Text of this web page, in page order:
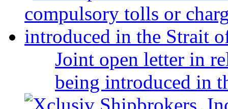
Joint open letter in
being introduced in